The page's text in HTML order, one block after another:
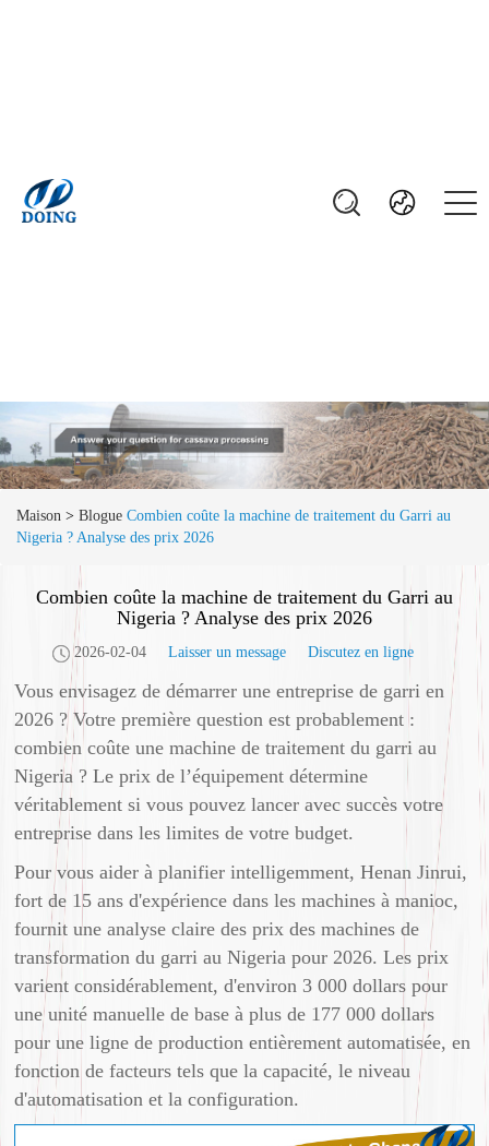
Maison > Blogue Combien coûte la machine de traitement du Garri au
Nigeria ? Analyse des prix 2026
Combien coûte la machine de traitement du Garri au
Nigeria ? Analyse des prix 2026
2026-02-04 Laisser un message Discutez en ligne
Vous envisagez de démarrer une entreprise de garri en
2026 ? Votre première question est probablement :
combien coûte une machine de traitement du garri au
Nigeria ? Le prix de l’équipement détermine
véritablement si vous pouvez lancer avec succès votre
entreprise dans les limites de votre budget.
Pour vous aider à planifier intelligemment, Henan Jinrui,
fort de 15 ans d'expérience dans les machines à manioc,
fournit une analyse claire des prix des machines de
transformation du garri au Nigeria pour 2026. Les prix
varient considérablement, d'environ 3 000 dollars pour
une unité manuelle de base à plus de 177 000 dollars
pour une ligne de production entièrement automatisée, en
fonction de facteurs tels que la capacité, le niveau
d'automatisation et la configuration.